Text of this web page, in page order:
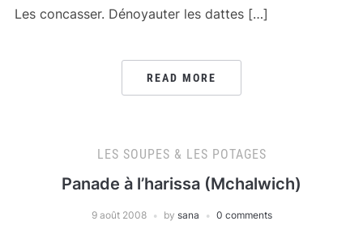
Les concasser. Dénoyauter les dattes […]
READ MORE
LES SOUPES & LES POTAGES
Panade à l’harissa (Mchalwich)
9 août 2008 by sana 0 comments